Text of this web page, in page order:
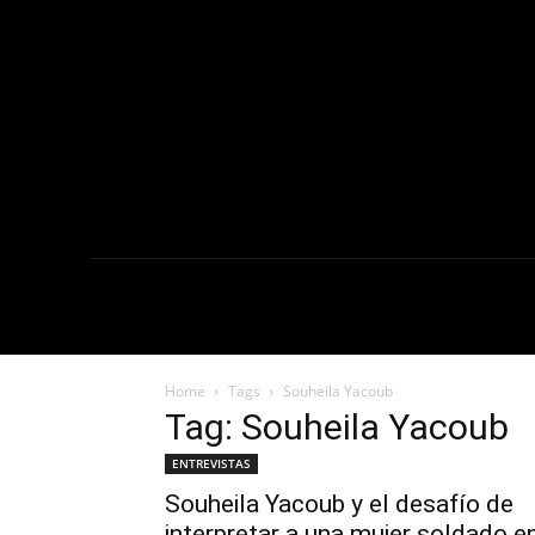
Home Tags Souheila Yacoub
Tag: Souheila Yacoub
ENTREVISTAS
Souheila Yacoub y el desafío de